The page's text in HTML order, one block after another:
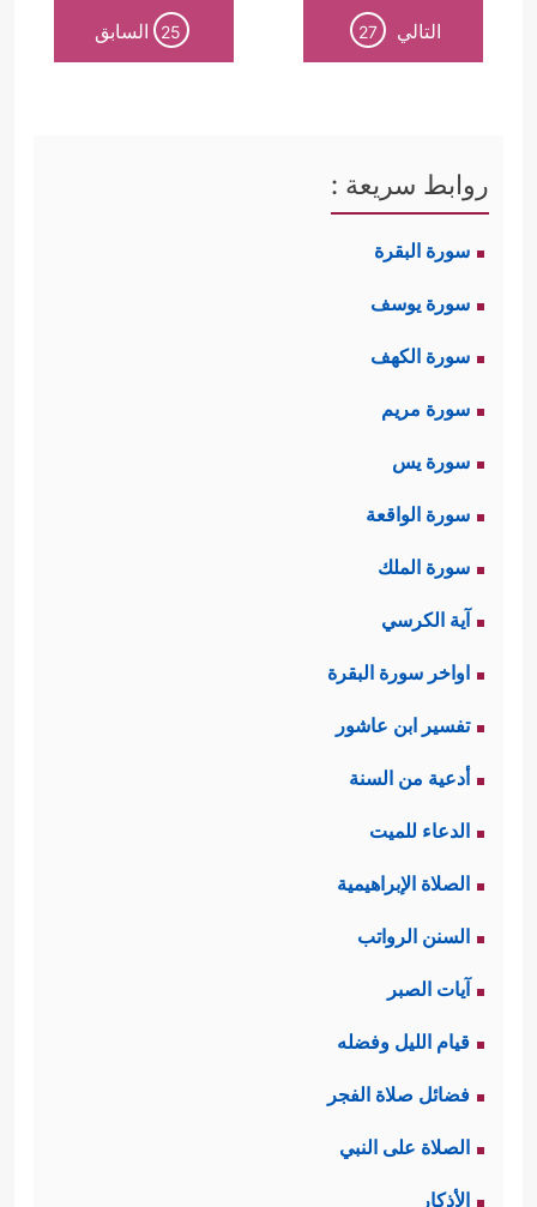
التالي 27
25 السابق
روابط سريعة :
سورة البقرة
سورة يوسف
سورة الكهف
سورة مريم
سورة يس
سورة الواقعة
سورة الملك
آية الكرسي
اواخر سورة البقرة
تفسير ابن عاشور
أدعية من السنة
الدعاء للميت
الصلاة الإبراهيمية
السنن الرواتب
آيات الصبر
قيام الليل وفضله
فضائل صلاة الفجر
الصلاة على النبي
الأذكار